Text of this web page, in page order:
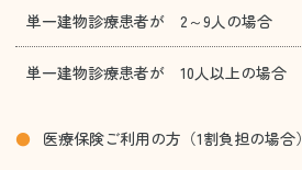
単一建物診療患者が 2～9人の場合
単一建物診療患者が 10人以上の場合
医療保険ご利用の方（1割負担の場合）